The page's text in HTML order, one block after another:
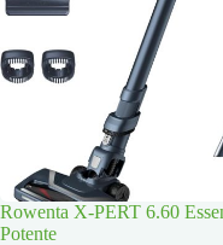
Rowenta X-PERT 6.60
Potente